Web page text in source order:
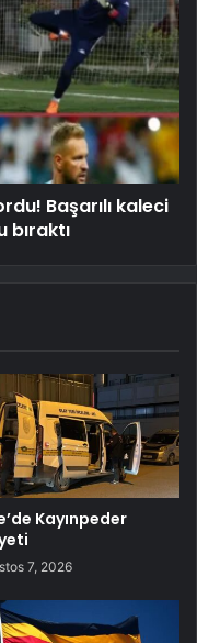
Başarılı kaleci
Kayınpeder
7, 2026